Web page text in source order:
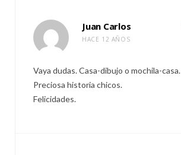
Juan Carlos
HACE 12 AÑOS
Vaya dudas. Casa-dibujo o mochila-casa.
Preciosa historia chicos.
Felicidades.